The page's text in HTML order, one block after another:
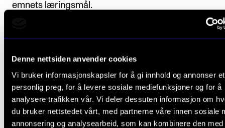
Denne nettsiden anvender cookies
Vi bruker informasjonskapsler for å gi innhold og annonser et
personlig preg, for å levere sosiale mediefunksjoner og for å
analysere trafikken vår. Vi deler dessuten informasjon om
du bruker nettstedet vårt, med partnerne våre innen sosiale
annonsering og analysearbeid, som kan kombinere den med
emnets læringsmål.
På verkstedsseminarene bidrar lærer og studenter
diskusjoner og gruppearbeid. Arbeider underveis
til en avsluttende mappelevering.
Plan for undervisningen skal foreligge ved starten av
studieåret.